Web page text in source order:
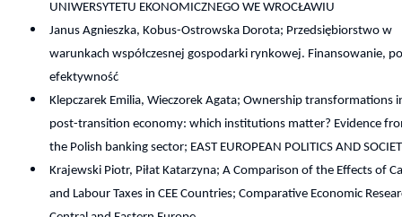
UNIWERSYTETU EKONOMICZNEGO WE WROCŁAWIU
Janus Agnieszka, Kobus-Ostrowska Dorota; Przedsiębiorstwo w
warunkach współczesnej gospodarki rynkowej. Finansowanie,
efektywność
Klepczarek Emilia, Wieczorek Agata; Ownership transformations
post-transition economy: which institutions matter? Evidence
the Polish banking sector; EAST EUROPEAN POLITICS AND
Krajewski Piotr, Piłat Katarzyna; A Comparison of the Effects of
and Labour Taxes in CEE Countries; Comparative Economic